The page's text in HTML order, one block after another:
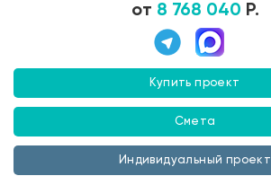
от 8 768 040 Р.
Купить проект
Смета
Индивидуальный проект